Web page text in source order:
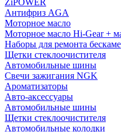
Антифриз AGA
Моторное масло
Моторное масло Hi-Gear +
Наборы для ремонта
Щетки стеклоочистителя
Автомобильные шины
Свечи зажигания NGK
Ароматизаторы
Авто-аксессуары
Автомобильные шины
Щетки стеклоочистителя
Автомобильные колодки